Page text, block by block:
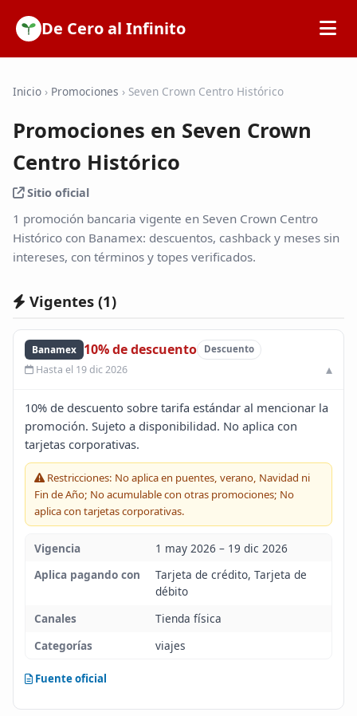
De Cero al Infinito
SOFIPOs
Calculadoras
Promociones
Blog
Infinito
Inicio › Promociones › Seven Crown Centro Histórico
Promociones en Seven Crown
Centro Histórico
Sitio oficial
1 promoción bancaria vigente en Seven Crown Centro
Histórico con Banamex: descuentos, cashback y meses sin
intereses, con términos y topes verificados.
Vigentes (1)
Banamex 10% de descuento Descuento
Hasta el 19 dic 2026
10% de descuento sobre tarifa estándar al mencionar la
promoción. Sujeto a disponibilidad. No aplica con
tarjetas corporativas.
Restricciones: No aplica en puentes, verano, Navidad ni
Fin de Año; No acumulable con otras promociones; No
aplica con tarjetas corporativas.
Vigencia
1 may 2026 – 19 dic 2026
Aplica pagando con
Tarjeta de crédito, Tarjeta de
débito
Canales
Tienda física
Categorías
viajes
Fuente oficial